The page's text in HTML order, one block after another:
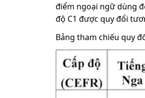
điểm ngoại ngữ dùng
độ C1 được quy đổi
Bảng tham chiếu quy